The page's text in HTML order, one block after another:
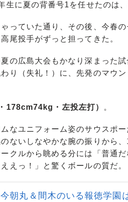
生に夏の背番号1を任せたのは、
っていた通り、その後、今春
尾投手がずっと担ってきた。
の広島大会もかなり深まった
り（失礼！）に、先発のマウ
178cm74kg・左投左打） 。
なユニフォーム姿のサウスポ
ないしなやかな腕の振りから
クルから眺める分には「普通
えっ！」と驚くボールの質だ。
朝丸＆間木のいる報徳学園